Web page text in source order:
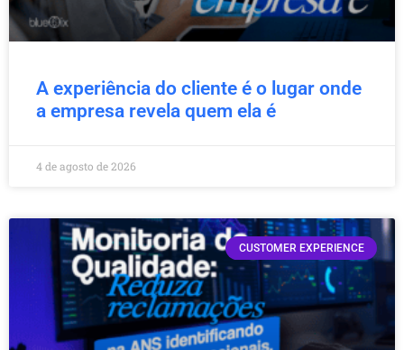
A experiência do cliente é o lugar onde
a empresa revela quem ela é
4 de agosto de 2026
CUSTOMER EXPERIENCE